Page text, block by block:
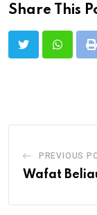
Share This
PREVIOUS
Wafat